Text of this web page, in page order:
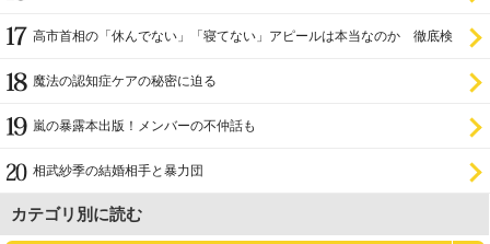
高市首相の「休んでない」「寝てない」アピールは本当なのか 徹底検
魔法の認知症ケアの秘密に迫る
嵐の暴露本出版！メンバーの不仲話も
相武紗季の結婚相手と暴力団
カテゴリ別に読む